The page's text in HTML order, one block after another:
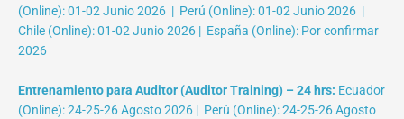
(Online): 01-02 Junio 2026 | Perú (Online): 01-02 Junio 2026 |
Chile (Online): 01-02 Junio 2026 | España (Online): Por confirmar
2026
Entrenamiento para Auditor (Auditor Training) – 24 hrs: Ecuador
(Online): 24-25-26 Agosto 2026 | Perú (Online): 24-25-26 Agosto